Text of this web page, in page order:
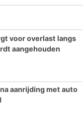
voor overlast langs
aangehouden
aanrijding met auto